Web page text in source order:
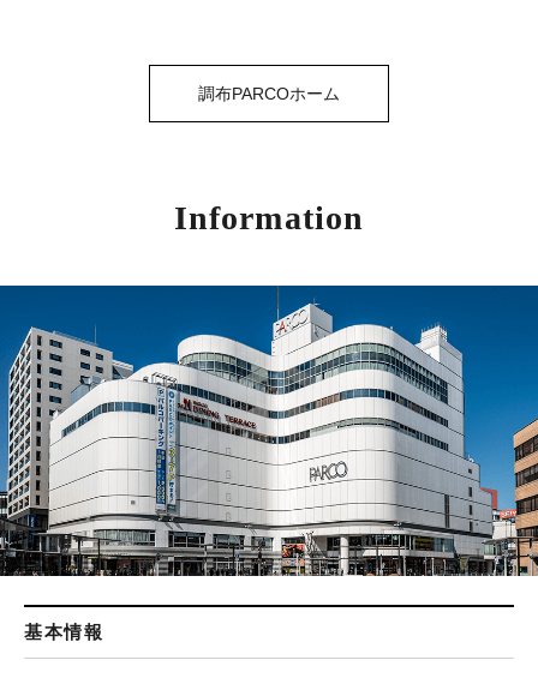
調布PARCOホーム
Information
基本情報